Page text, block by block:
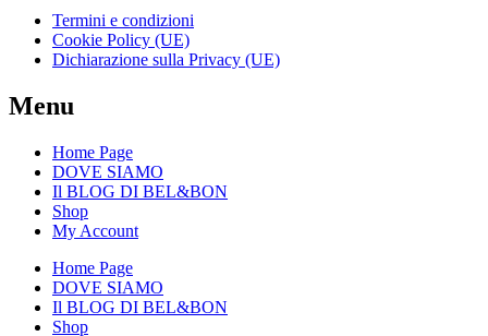
Termini e condizioni
Cookie Policy (UE)
Dichiarazione sulla Privacy (UE)
Menu
Home Page
DOVE SIAMO
Il BLOG DI BEL&BON
Shop
My Account
Home Page
DOVE SIAMO
Il BLOG DI BEL&BON
Shop